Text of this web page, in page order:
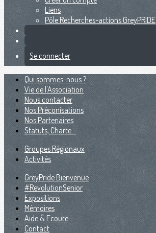
Liens
Pôle Recherches-actions GreyPRIDE
Se connecter
Qui sommes-nous ?
Vie de l'Association
Nous contacter
Nos Préconisations
Nos Partenaires
Statuts, Charte...
Groupes Régionaux
Activités
GreyPride Bienvenue
#RevolutionSenior
Expositions
Mémoires
Aide & Ecoute
Contact